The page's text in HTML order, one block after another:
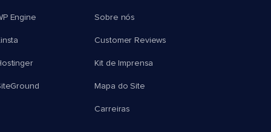
Engine Sobre nós
Customer Reviews
Kit de Imprensa
Mapa do Site
Carreiras